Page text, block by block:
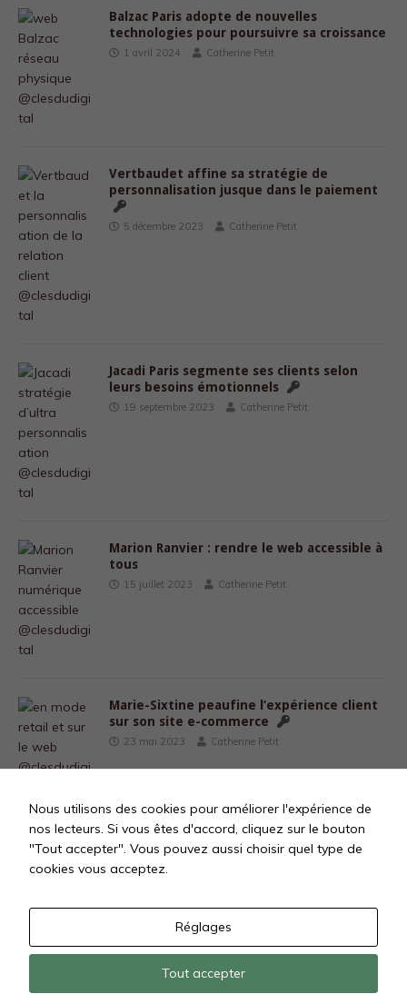
Balzac Paris adopte de nouvelles
technologies pour poursuivre sa croissance
1 avril 2024 Catherine Petit
Vertbaudet affine sa stratégie de
personnalisation jusque dans le paiement
5 décembre 2023 Catherine Petit
Jacadi Paris segmente ses clients selon
leurs besoins émotionnels
19 septembre 2023 Catherine Petit
Marion Ranvier : rendre le web accessible à
tous
15 juillet 2023 Catherine Petit
Marie-Sixtine peaufine l’expérience client
sur son site e-commerce
23 mai 2023 Catherine Petit
1 2 3 … 6 »
Nous utilisons des cookies pour améliorer l'expérience de
nos lecteurs. Si vous êtes d'accord, cliquez sur le bouton
"Tout accepter". Vous pouvez aussi choisir quel type de
cookies vous acceptez.
Réglages
Tout accepter